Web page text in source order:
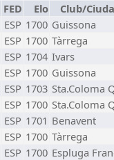
FED Elo Club/
ESP 1700 Guissona
ESP 1700 Tàrrega
ESP 1704 Ivars
ESP 1700 Guissona
ESP 1703 Sta.Coloma
ESP 1700 Sta.Coloma
ESP 1701 Benavent
ESP 1700 Tàrrega
ESP 1700 Espluga